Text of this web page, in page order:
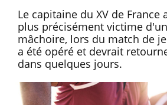
Le capitaine du XV de France
plus précisément victime
mâchoire, lors du match de
a été opéré et devrait
dans quelques jours.